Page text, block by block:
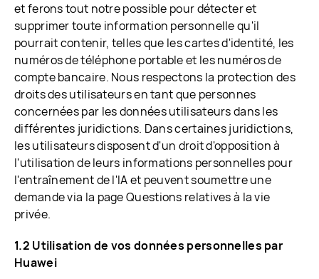
et ferons tout notre possible pour détecter et
supprimer toute information personnelle qu'il
pourrait contenir, telles que les cartes d'identité, les
numéros de téléphone portable et les numéros de
compte bancaire. Nous respectons la protection des
droits des utilisateurs en tant que personnes
concernées par les données utilisateurs dans les
différentes juridictions. Dans certaines juridictions,
les utilisateurs disposent d'un droit d'opposition à
l'utilisation de leurs informations personnelles pour
l'entraînement de l'IA et peuvent soumettre une
demande via la page Questions relatives à la vie
privée.
1.2 Utilisation de vos données personnelles par
Huawei